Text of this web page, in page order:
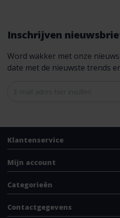
Inschrijven
Word wakker met onze
date met de nieuwste trends
Klantenservice
Mijn account
Categorieën
Contactgegevens